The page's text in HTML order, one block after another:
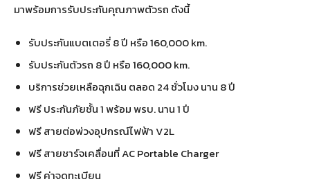
มาพร้อมการรับประกันคุณภาพตัวรถ ดังนี้
รับประกันแบตเตอรี่ 8 ปี หรือ 160,000 km.
รับประกันตัวรถ 8 ปี หรือ 160,000 km.
บริการช่วยเหลือฉุกเฉิน ตลอด 24 ชั่วโมง นาน 8 ปี
ฟรี ประกันภัยชั้น 1 พร้อม พรบ. นาน 1 ปี
ฟรี สายต่อพ่วงอุปกรณ์ไฟฟ้า V2L
ฟรี สายชาร์จเคลื่อนที่ AC Portable Charger
ฟรี ค่าจดทะเบียน